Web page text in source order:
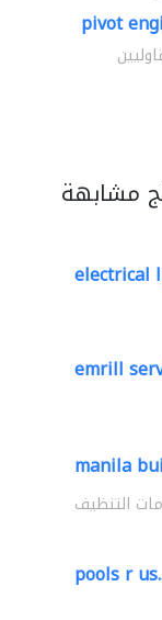
pivot
مشابهة
electrical
emrill
manila
التنظيف
pools r